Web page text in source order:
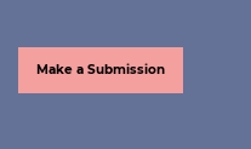
Make a Submission